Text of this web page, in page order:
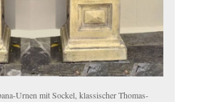
Urnen mit Sockel, klassischer Thomas-